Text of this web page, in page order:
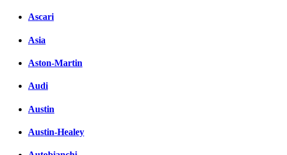
Ascari
Asia
Aston-Martin
Audi
Austin
Austin-Healey